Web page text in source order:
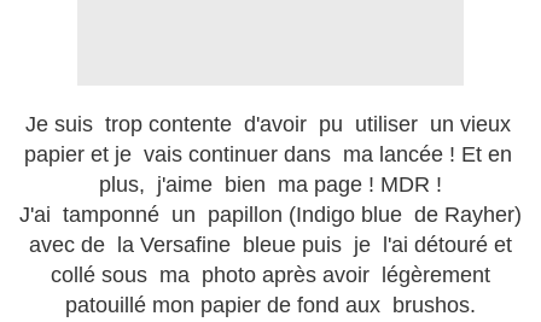
Je suis trop contente d'avoir pu utiliser un vieux
papier et je vais continuer dans ma lancée ! Et en
plus, j'aime bien ma page ! MDR !
J'ai tamponné un papillon (Indigo blue de Rayher)
avec de la Versafine bleue puis je l'ai détouré et
collé sous ma photo après avoir légèrement
patouillé mon papier de fond aux brushos.